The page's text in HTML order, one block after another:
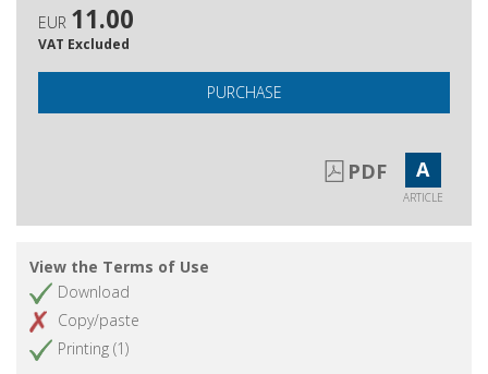
EUR 11.00
VAT Excluded
PURCHASE
PDF A
ARTICLE
View the Terms of Use
Download
Copy/paste
Printing (1)